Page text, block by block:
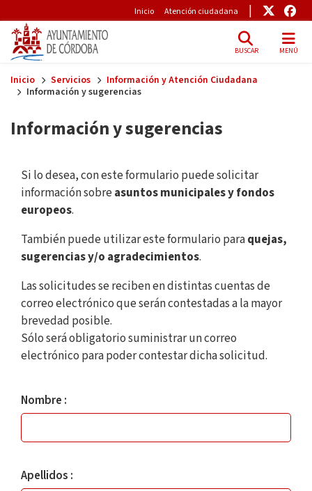
Pre-Header
Inicio Atención ciudadana Enlace
BUSCAR MENÚ
Inicio Servicios
Información y Atención Ciudadana
Información y sugerencias
Información y sugerencias
Si lo desea, con este formulario puede solicitar
información sobreasuntos municipales y fondos
europeos.
También puede utilizar este formulario paraquejas,
sugerencias y/o agradecimientos.
Las solicitudes se reciben en distintas cuentas de
correo electrónico que serán contestadas a la mayor
brevedad posible.
Sólo será obligatorio suministrar un correo
electrónico para poder contestar dicha solicitud.
Nombre y apellidos
Nombre :
Apellidos :